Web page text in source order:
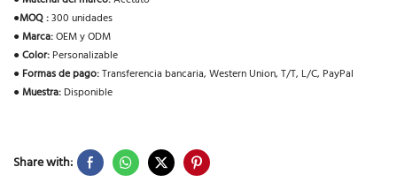
●MOQ :300 unidades
●Marca:OEM y ODM
●Color: Personalizable
● Formas de pago:Transferencia bancaria, Western Union, T/T, L/C, PayPal
●Muestra: Disponible
Share with: